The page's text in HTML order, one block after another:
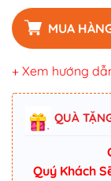
MUA
+ Xem hướng
QUÀ
Quý Khách